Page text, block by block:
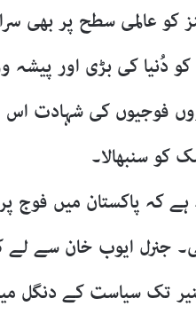
عالمی سطح پر بھی
کی بڑی اور پیشہ
فوجیوں کی شہادت
کو سنبھالا۔
پاکستان میں فوج پر
جنرل ایوب خان سے لے
تک سیاست کے دنگل